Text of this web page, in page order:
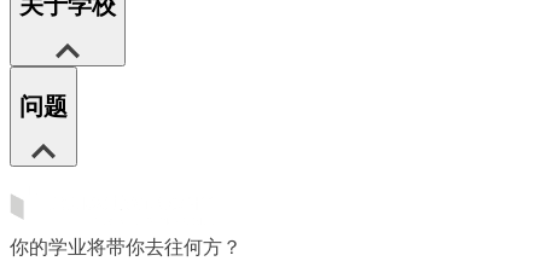
关于学校
问题
你的学业将带你去往何方？